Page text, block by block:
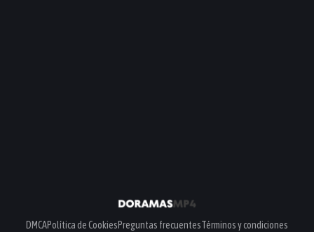
DMCAPolítica de CookiesPreguntas frecuentesTérminos y condiciones